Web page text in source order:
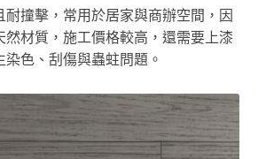
耐撞擊，常用於居家與商辦空間，因
然材質，施工價格較高，還需要上漆
染色、刮傷與蟲蛀問題。